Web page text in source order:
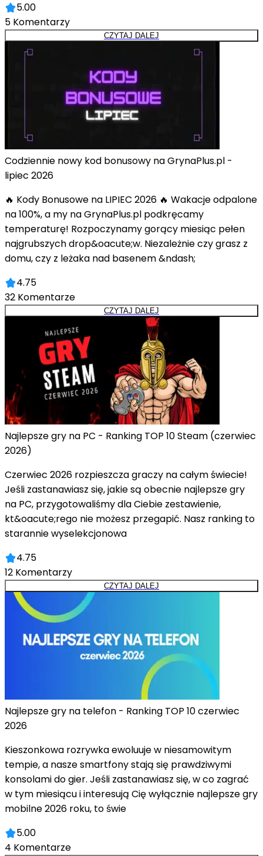
5.00
5 Komentarzy
CZYTAJ DALEJ
Codziennie nowy kod bonusowy na GrynaPlus.pl -
lipiec 2026
🔥 Kody Bonusowe na LIPIEC 2026 🔥 Wakacje odpalone
na 100%, a my na GrynaPlus.pl podkręcamy
temperaturę! Rozpoczynamy gorący miesiąc pełen
najgrubszych drop&oacute;w. Niezależnie czy grasz z
domu, czy z leżaka nad basenem &ndash;
4.75
32 Komentarze
CZYTAJ DALEJ
Najlepsze gry na PC - Ranking TOP 10 Steam (czerwiec
2026)
Czerwiec 2026 rozpieszcza graczy na całym świecie!
Jeśli zastanawiasz się, jakie są obecnie najlepsze gry
na PC, przygotowaliśmy dla Ciebie zestawienie,
kt&oacute;rego nie możesz przegapić. Nasz ranking to
starannie wyselekcjonowa
4.75
12 Komentarzy
CZYTAJ DALEJ
Najlepsze gry na telefon - Ranking TOP 10 czerwiec
2026
Kieszonkowa rozrywka ewoluuje w niesamowitym
tempie, a nasze smartfony stają się prawdziwymi
konsolami do gier. Jeśli zastanawiasz się, w co zagrać
w tym miesiącu i interesują Cię wyłącznie najlepsze gry
mobilne 2026 roku, to świe
5.00
4 Komentarze